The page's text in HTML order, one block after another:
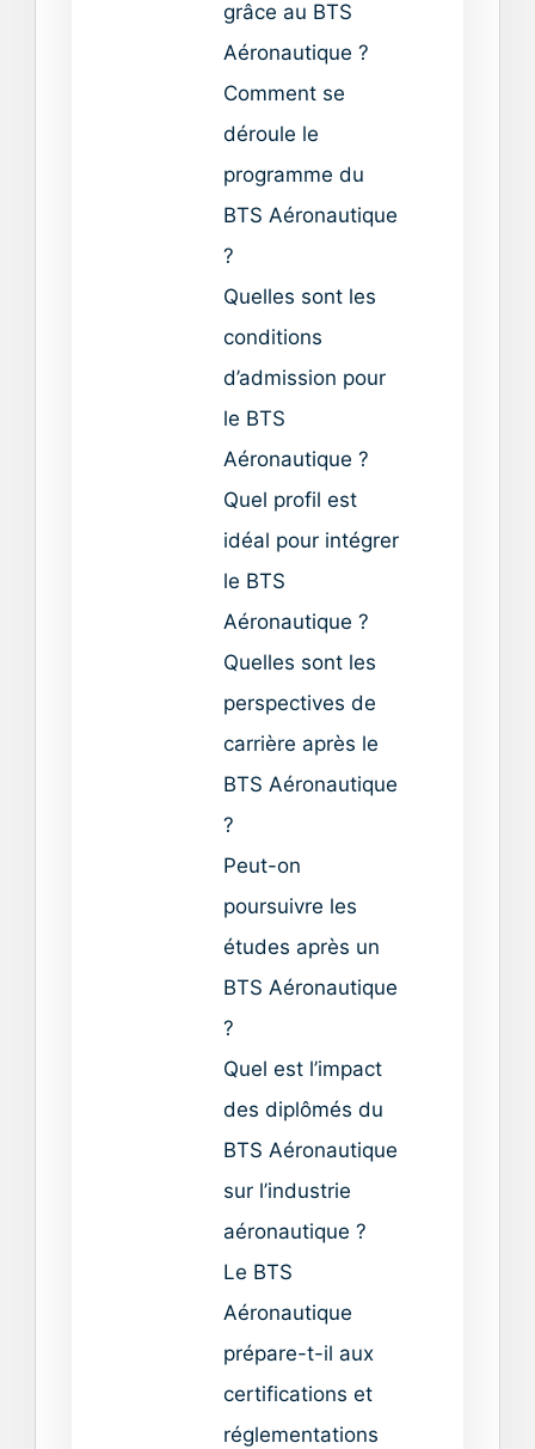
grâce au BTS
Aéronautique ?
Comment se
déroule le
programme du
BTS Aéronautique
?
Quelles sont les
conditions
d’admission pour
le BTS
Aéronautique ?
Quel profil est
idéal pour intégrer
le BTS
Aéronautique ?
Quelles sont les
perspectives de
carrière après le
BTS Aéronautique
?
Peut-on
poursuivre les
études après un
BTS Aéronautique
?
Quel est l’impact
des diplômés du
BTS Aéronautique
sur l’industrie
aéronautique ?
Le BTS
Aéronautique
prépare-t-il aux
certifications et
réglementations